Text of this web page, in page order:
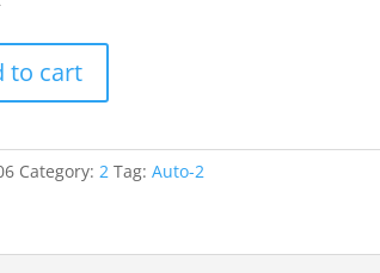
to cart
Category:2 Tag:Auto-2